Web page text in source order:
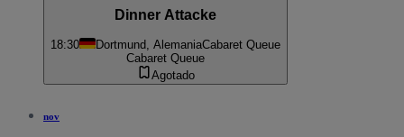
Dinner Attacke
18:30 Dortmund, AlemaniaCabaret Queue
Cabaret Queue
Agotado
nov